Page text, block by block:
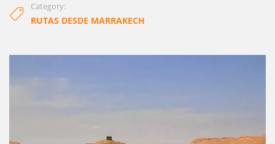
Category:
RUTAS DESDE MARRAKECH